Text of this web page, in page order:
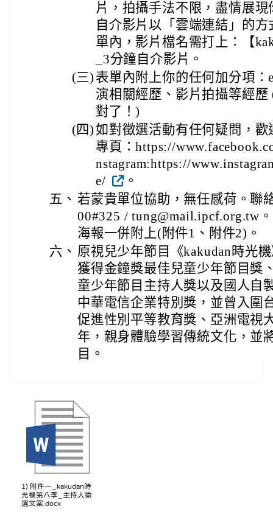
片，拍攝手法不限，盡情展
自介影片以「雲端連結」的
單內，影片檔名需打上：【
_3分鐘自介影片。
(三) 表單內附上你的任何加分項
演相關經歷、影片拍攝等經
對了！)
(四)如對徵選活動有任何疑問，
專頁：https://
nstagram:https://
e/
。
五、 若蒙貴單位協助，無任感荷。聯
00#325 / tung@mail.ipcf.org.tw
海報一併附上(附件1、附件2)。
六、 原視兒少年節目《kakudan時光
獲得金鐘獎最佳兒童少年節目獎
童少年節目主持人獎以及國人自
中華電信企業特別獎，並曾入圍
促進性別平等教育獎、亞洲電視
年，親身體驗學習傳統文化，並
目。
1) 附件一_kakudan時
光機第八季_主持人徵
選文案.docx